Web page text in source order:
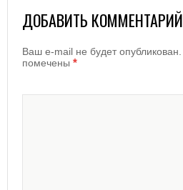
ДОБАВИТЬ КОММЕНТАРИЙ
Ваш e-mail не будет опубликован.
помечены *